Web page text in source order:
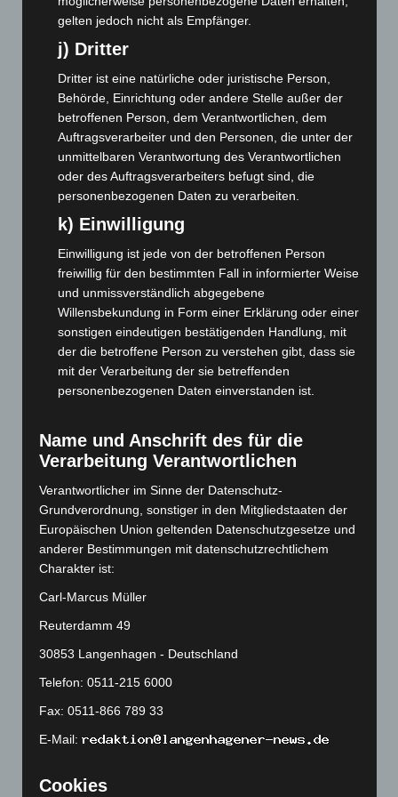
Juni 2024
(107)
Mai 2024(149)
März 2024(103)
Februar 2024(103)
Januar 2024(111)
Dezember 2023(130)
November 2023(130)
Oktober 2023(114)
September 2023 (133)
August 2023 (134)
Juli 2023(118)
Juni 2023(142)
Mai 2023(139)
April 2023(155)
Februar 2023(154)
Januar 2023(140)
Dezember 2022(130)
November 2022(167)
Oktober 2022(166)
September 2022
August 2022(166)
Juli 2022(133)
Juni 2022(167)
Mai 2022 (177)
April 2022(198)
März 2022 (221)
Januar 2022(190)
gelten jedoch nicht als Empfänger.
j) Dritter
Dritter ist eine natürliche oder juristische Person,
Behörde, Einrichtung oder andere Stelle außer der
betroffenen Person, dem Verantwortlichen, dem
Auftragsverarbeiter und den Personen, die unter der
unmittelbaren Verantwortung des Verantwortlichen
oder des Auftragsverarbeiters befugt sind, die
personenbezogenen Daten zu verarbeiten.
k) Einwilligung
Einwilligung ist jede von der betroffenen Person
freiwillig für den bestimmten Fall in informierter Weise
und unmissverständlich abgegebene
Willensbekundung in Form einer Erklärung oder einer
sonstigen eindeutigen bestätigenden Handlung, mit
der die betroffene Person zu verstehen gibt, dass sie
mit der Verarbeitung der sie betreffenden
personenbezogenen Daten einverstanden ist.
Name und Anschrift des für die
Verarbeitung Verantwortlichen
Verantwortlicher im Sinne der Datenschutz-
Grundverordnung, sonstiger in den Mitgliedstaaten der
Europäischen Union geltenden Datenschutzgesetze und
anderer Bestimmungen mit datenschutzrechtlichem
Charakter ist:
Carl-Marcus Müller
Reuterdamm 49
30853 Langenhagen - Deutschland
Telefon: 0511-215 6000
Fax: 0511-866 789 33
E-Mail:
Cookies